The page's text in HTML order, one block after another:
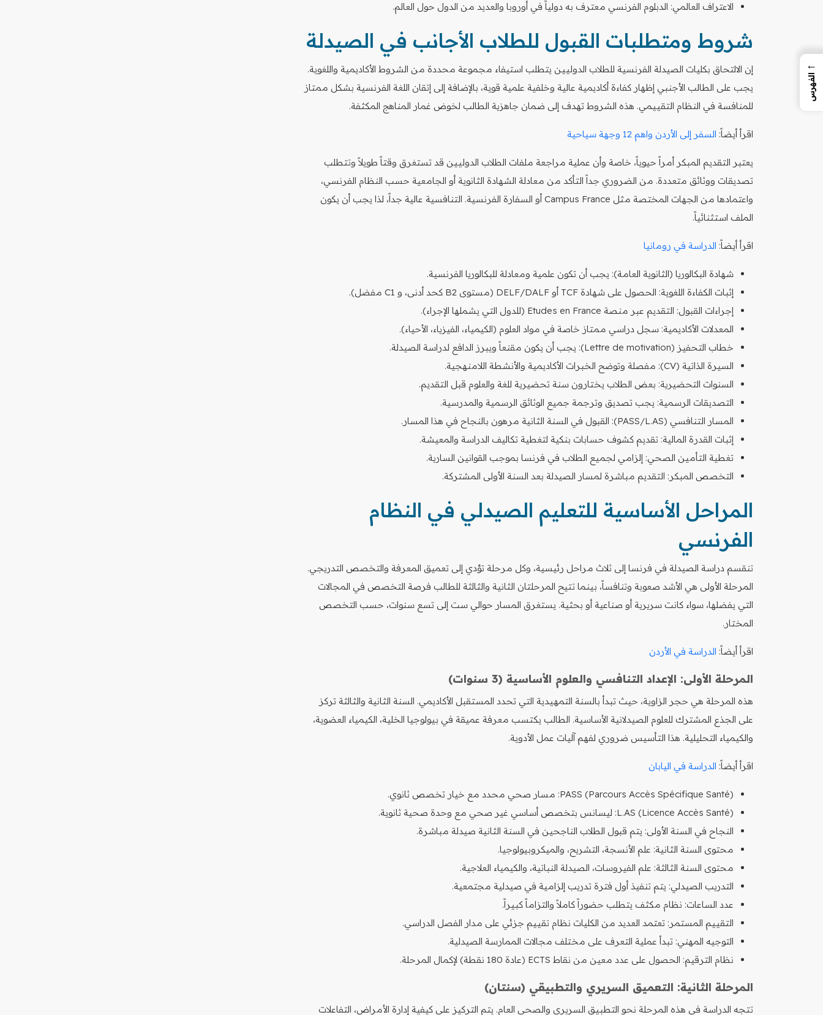
الاعتراف العالمي: الدبلوم الفرنسي معترف به دولياً في أوروبا والعديد من الدول حول العالم.
شروط ومتطلبات القبول للطلاب الأجانب في الصيدلة
إن الالتحاق بكليات الصيدلة الفرنسية للطلاب الدوليين يتطلب استيفاء مجموعة محددة من الشروط الأكاديمية واللغوية.
يجب على الطالب الأجنبي إظهار كفاءة أكاديمية عالية وخلفية علمية قوية، بالإضافة إلى إتقان اللغة الفرنسية بشكل ممتاز
للمنافسة في النظام التقييمي. هذه الشروط تهدف إلى ضمان جاهزية الطالب لخوض غمار المناهج المكثفة.
اقرأ أيضاً: السفر إلى الأردن واهم 12 وجهة سياحية
يعتبر التقديم المبكر أمراً حيوياً، خاصة وأن عملية مراجعة ملفات الطلاب الدوليين قد تستغرق وقتاً طويلاً وتتطلب
تصديقات ووثائق متعددة. من الضروري جداً التأكد من معادلة الشهادة الثانوية أو الجامعية حسب النظام الفرنسي،
واعتمادها من الجهات المختصة مثل Campus France أو السفارة الفرنسية. التنافسية عالية جداً، لذا يجب أن يكون
الملف استثنائياً.
اقرأ أيضاً: الدراسة في رومانيا
شهادة البكالوريا (الثانوية العامة): يجب أن تكون علمية ومعادلة للبكالوريا الفرنسية.
إثبات الكفاءة اللغوية: الحصول على شهادة TCF أو DELF/DALF (مستوى B2 كحد أدنى، و C1 مفضل).
إجراءات القبول: التقديم عبر منصة Etudes en France (للدول التي يشملها الإجراء).
المعدلات الأكاديمية: سجل دراسي ممتاز خاصة في مواد العلوم (الكيمياء، الفيزياء، الأحياء).
خطاب التحفيز (Lettre de motivation): يجب أن يكون مقنعاً ويبرز الدافع لدراسة الصيدلة.
السيرة الذاتية (CV): مفصلة وتوضح الخبرات الأكاديمية والأنشطة اللامنهجية.
السنوات التحضيرية: بعض الطلاب يختارون سنة تحضيرية للغة والعلوم قبل التقديم.
التصديقات الرسمية: يجب تصديق وترجمة جميع الوثائق الرسمية والمدرسية.
المسار التنافسي (PASS/L.AS): القبول في السنة الثانية مرهون بالنجاح في هذا المسار.
إثبات القدرة المالية: تقديم كشوف حسابات بنكية لتغطية تكاليف الدراسة والمعيشة.
تغطية التأمين الصحي: إلزامي لجميع الطلاب في فرنسا بموجب القوانين السارية.
التخصص المبكر: التقديم مباشرة لمسار الصيدلة بعد السنة الأولى المشتركة.
المراحل الأساسية للتعليم الصيدلي في النظام
الفرنسي
تنقسم دراسة الصيدلة في فرنسا إلى ثلاث مراحل رئيسية، وكل مرحلة تؤدي إلى تعميق المعرفة والتخصص التدريجي.
المرحلة الأولى هي الأشد صعوبة وتنافساً، بينما تتيح المرحلتان الثانية والثالثة للطالب فرصة التخصص في المجالات
التي يفضلها، سواء كانت سريرية أو صناعية أو بحثية. يستغرق المسار حوالي ست إلى تسع سنوات، حسب التخصص
المختار.
اقرأ أيضاً: الدراسة في الأردن
المرحلة الأولى: الإعداد التنافسي والعلوم الأساسية (3 سنوات)
هذه المرحلة هي حجر الزاوية، حيث تبدأ بالسنة التمهيدية التي تحدد المستقبل الأكاديمي. السنة الثانية والثالثة تركز
على الجذع المشترك للعلوم الصيدلانية الأساسية. الطالب يكتسب معرفة عميقة في بيولوجيا الخلية، الكيمياء العضوية،
والكيمياء التحليلية. هذا التأسيس ضروري لفهم آليات عمل الأدوية.
اقرأ أيضاً: الدراسة في اليابان
PASS (Parcours Accès Spécifique Santé): مسار صحي محدد مع خيار تخصص ثانوي.
L.AS (Licence Accès Santé): ليسانس بتخصص أساسي غير صحي مع وحدة صحية ثانوية.
النجاح في السنة الأولى: يتم قبول الطلاب الناجحين في السنة الثانية صيدلة مباشرة.
محتوى السنة الثانية: علم الأنسجة، التشريح، والميكروبيولوجيا.
محتوى السنة الثالثة: علم الفيروسات، الصيدلة النباتية، والكيمياء العلاجية.
التدريب الصيدلي: يتم تنفيذ أول فترة تدريب إلزامية في صيدلية مجتمعية.
عدد الساعات: نظام مكثف يتطلب حضوراً كاملاً والتزاماً كبيراً.
التقييم المستمر: تعتمد العديد من الكليات نظام تقييم جزئي على مدار الفصل الدراسي.
التوجيه المهني: تبدأ عملية التعرف على مختلف مجالات الممارسة الصيدلية.
نظام الترقيم: الحصول على عدد معين من نقاط ECTS (عادة 180 نقطة) لإكمال المرحلة.
المرحلة الثانية: التعميق السريري والتطبيقي (سنتان)
تتجه الدراسة في هذه المرحلة نحو التطبيق السريري والصحي العام. يتم التركيز على كيفية إدارة الأمراض، التفاعلات
←
الفهرس